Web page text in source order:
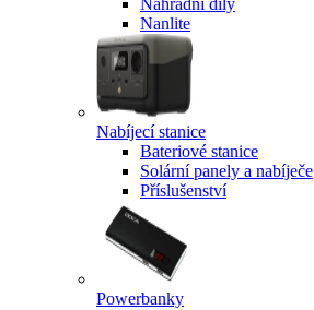
Náhradní díly
Nanlite
Nabíjecí stanice
Bateriové stanice
Solární panely a nabíječe
Příslušenství
Powerbanky